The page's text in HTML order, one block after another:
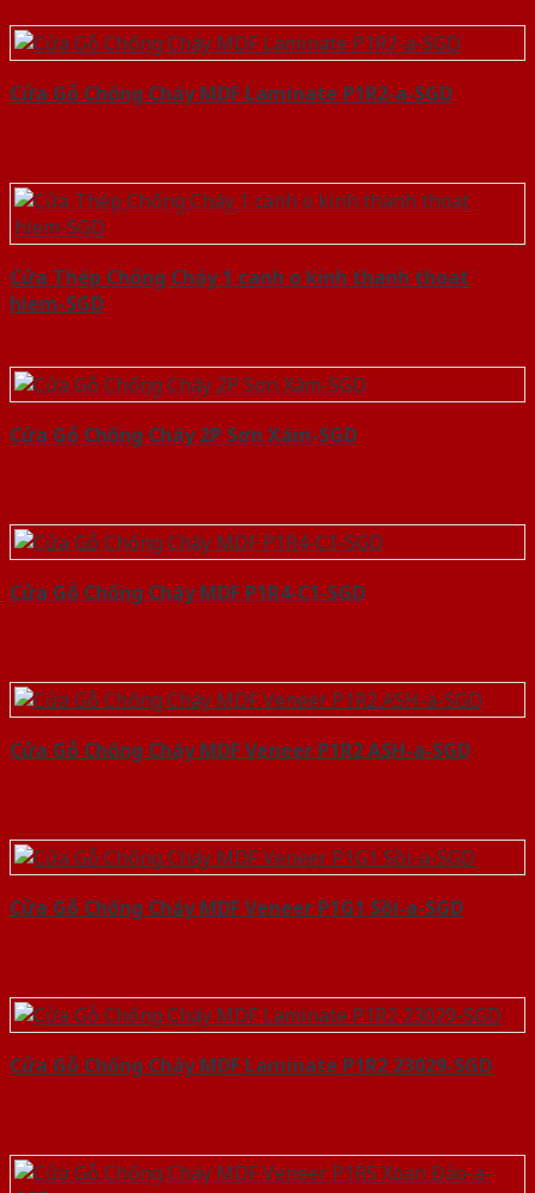
Cửa Gỗ Chống Cháy MDF Laminate P1R2-a-SGD
Cửa Thép Chống Cháy 1 canh o kinh thanh thoat
hiem-SGD
Cửa Gỗ Chống Cháy 2P Sơn Xám-SGD
Cửa Gỗ Chống Cháy MDF P1R4-C1-SGD
Cửa Gỗ Chống Cháy MDF Veneer P1R2 ASH-a-SGD
Cửa Gỗ Chống Cháy MDF Veneer P1G1 Sồi-a-SGD
Cửa Gỗ Chống Cháy MDF Laminate P1R2 23029-SGD